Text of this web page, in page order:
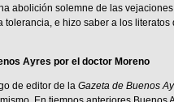
abolición solemne de las
tolerancia, e hizo saber a los literatos
Ayres por el doctor Moreno
de editor de la Gazeta de Buenos